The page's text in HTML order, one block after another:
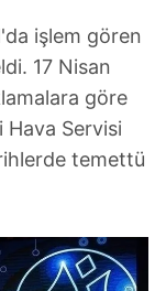
işlem gören
17 Nisan
göre
Hava Servisi
temettü